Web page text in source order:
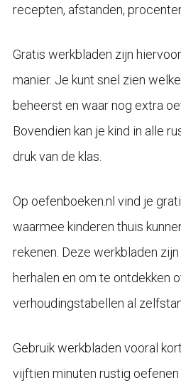
recepten, afstanden,
Gratis werkbladen zijn
manier. Je kunt snel zien
beheerst en waar nog extra
Bovendien kan je kind in alle
druk van de klas.
Op oefenboeken.nl vind je
waarmee kinderen thuis
rekenen. Deze werkbladen
herhalen en om te ontdekken
verhoudingstabellen al
Gebruik werkbladen vooral
vijftien minuten rustig